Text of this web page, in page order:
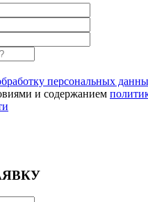
персональных
и содержанием